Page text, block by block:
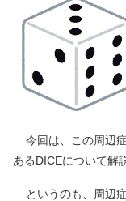
今回は、この周辺
あるDICEについて解
というのも、周辺